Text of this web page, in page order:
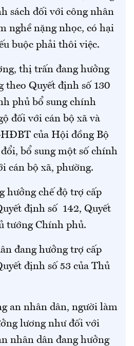
sách đối với công nhân
nghề nặng nhọc, có hại
buộc phải thôi việc.
thị trấn đang hưởng
theo Quyết định số 130
phủ bổ sung chính
đối với cán bộ xã và
HĐBT của Hội đồng Bộ
bổ sung một số chính
cán bộ xã, phường.
hưởng chế độ trợ cấp
định số 142, Quyết
tướng Chính phủ.
đang hưởng trợ cấp
định số 53 của Thủ
an nhân dân, người làm
lương như đối với
nhân dân đang hưởng